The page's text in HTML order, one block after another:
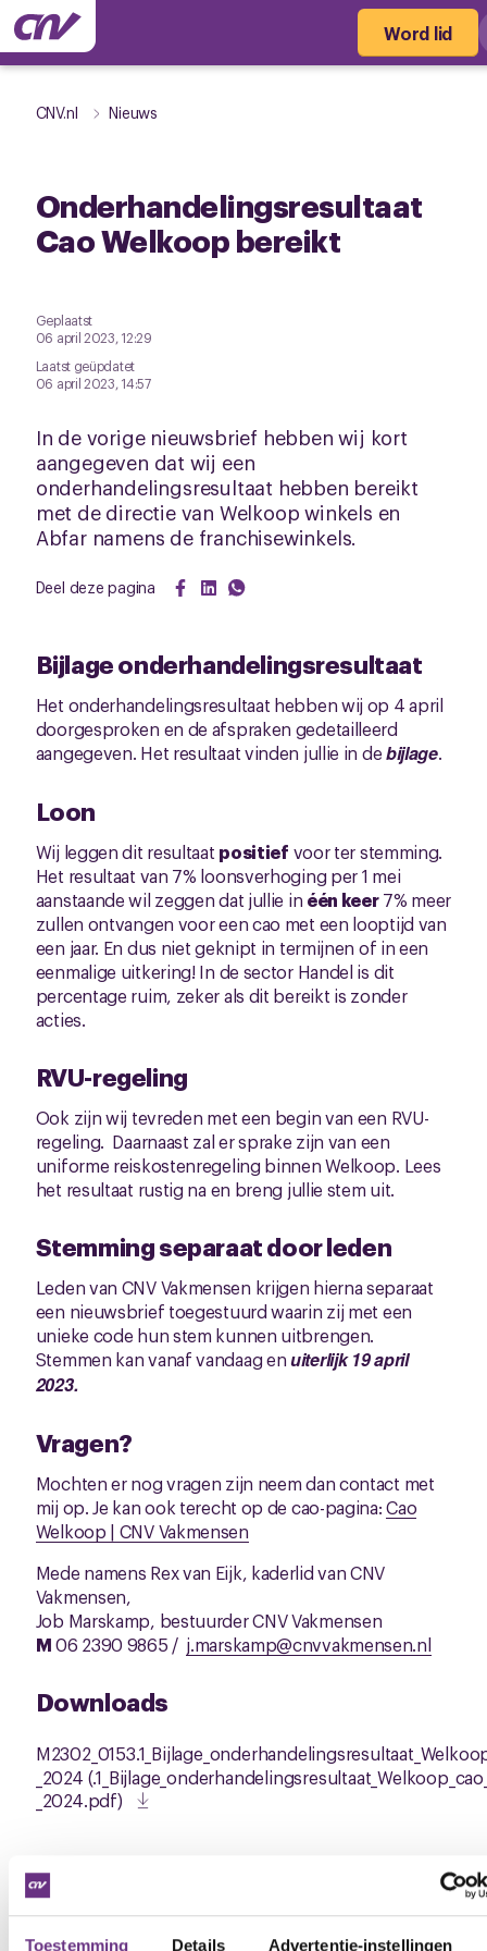
Toestemming Details Advertentie-instellingen
Word lid
CNV.nl Nieuws
Onderhandelingsresultaat
Cao Welkoop bereikt
Geplaatst
06 april 2023, 12:29
Laatst geüpdatet
06 april 2023, 14:57
In de vorige nieuwsbrief hebben wij kort
aangegeven dat wij een
onderhandelingsresultaat hebben bereikt
met de directie van Welkoop winkels en
Abfar namens de franchisewinkels.
Deel deze pagina
Bijlage onderhandelingsresultaat
Het onderhandelingsresultaat hebben wij op 4 april
doorgesproken en de afspraken gedetailleerd
aangegeven. Het resultaat vinden jullie in debijlage.
Loon
Wij leggen dit resultaat positief voor ter stemming.
Het resultaat van 7% loonsverhoging per 1 mei
aanstaande wil zeggen dat jullie in één keer7% meer
zullen ontvangen voor een cao met een looptijd van
een jaar. En dus niet geknipt in termijnen of in een
eenmalige uitkering! In de sector Handel is dit
percentage ruim, zeker als dit bereikt is zonder
acties.
RVU-regeling
Ook zijn wij tevreden met een begin van een RVU-
regeling. Daarnaast zal er sprake zijn van een
uniforme reiskostenregeling binnen Welkoop. Lees
het resultaat rustig na en breng jullie stem uit.
Stemming separaat door leden
Leden van CNV Vakmensen krijgen hierna separaat
een nieuwsbrief toegestuurd waarin zij met een
unieke code hun stem kunnen uitbrengen.
Stemmen kan vanaf vandaag enuiterlijk 19 april
2023.
Vragen?
Mochten er nog vragen zijn neem dan contact met
mij op. Je kan ook terecht op de cao-pagina:Cao
Welkoop | CNV Vakmensen
Mede namens Rex van Eijk, kaderlid van CNV
Vakmensen,
Job Marskamp, bestuurder CNV Vakmensen
M06 2390 9865 / j.marskamp@cnvvakmensen.nl
Downloads
_2024
_2024.pdf)